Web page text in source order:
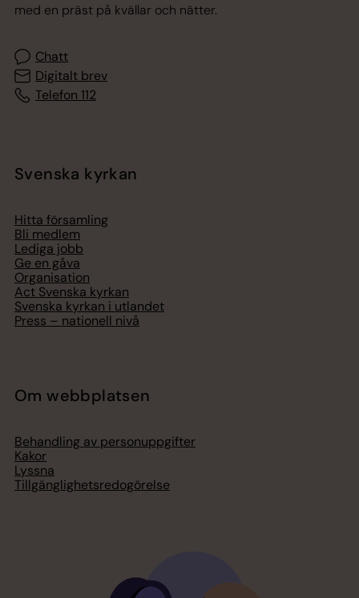
med en präst på kvällar och nätter.
Chatt
Digitalt brev
Telefon 112
Svenska kyrkan
Hitta församling
Bli medlem
Lediga jobb
Ge en gåva
Organisation
Act Svenska kyrkan
Svenska kyrkan i utlandet
Press – nationell nivå
Om webbplatsen
Behandling av personuppgifter
Kakor
Lyssna
Tillgänglighetsredogörelse